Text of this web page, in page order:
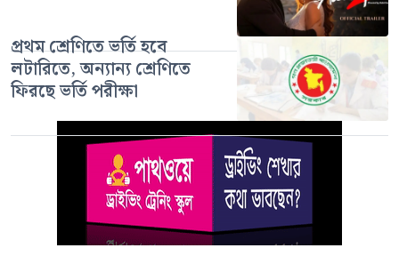
প্রথম শ্রেণিতে ভর্তি হবে
লটারিতে, অন্যান্য শ্রেণিতে
ফিরছে ভর্তি পরীক্ষা